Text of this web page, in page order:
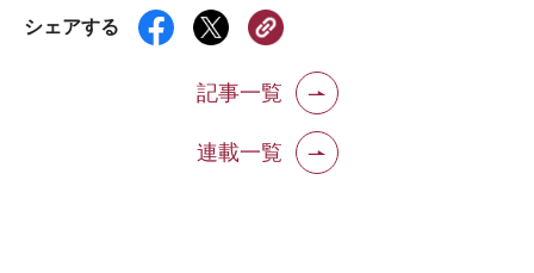
シェアする
記事一覧
連載一覧